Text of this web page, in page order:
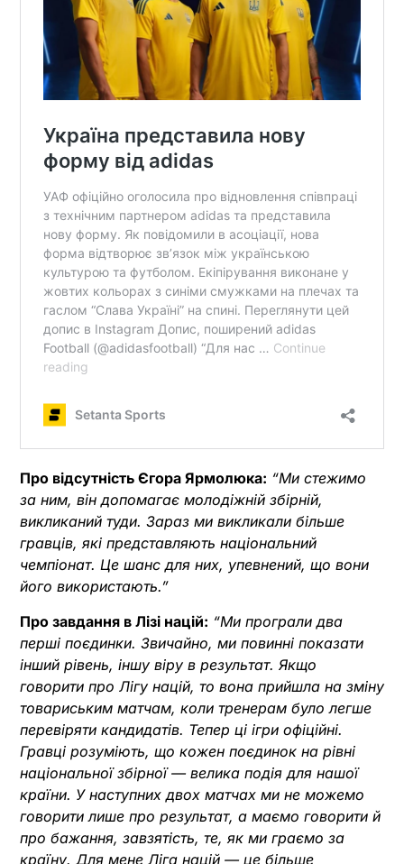
Про відсутність Єгора Ярмолюка: “Ми стежимо
за ним, він допомагає молодіжній збірній,
викликаний туди. Зараз ми викликали більше
гравців, які представляють національний
чемпіонат. Це шанс для них, упевнений, що вони
його використають.”
Про завдання в Лізі націй: “Ми програли два
перші поєдинки. Звичайно, ми повинні показати
інший рівень, іншу віру в результат. Якщо
говорити про Лігу націй, то вона прийшла на зміну
товариським матчам, коли тренерам було легше
перевіряти кандидатів. Тепер ці ігри офіційні.
Гравці розуміють, що кожен поєдинок на рівні
національної збірної — велика подія для нашої
країни. У наступних двох матчах ми не можемо
говорити лише про результат, а маємо говорити й
про бажання, завзятість, те, як ми граємо за
країну. Для мене Ліга націй — це більше